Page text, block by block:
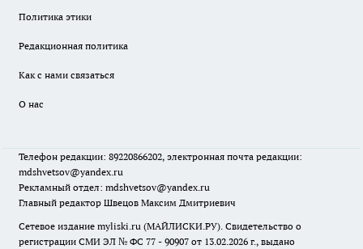
Политика этики
Редакционная политика
Как с нами связаться
О нас
Телефон редакции: 89220866202, электронная почта редакции:
mdshvetsov@yandex.ru
Рекламный отдел: mdshvetsov@yandex.ru
Главный редактор Швецов Максим Дмитриевич
Сетевое издание myliski.ru (МАЙЛИСКИ.РУ). Свидетельство о
регистрации СМИ ЭЛ № ФС 77 - 90907 от 13.02.2026 г., выдано